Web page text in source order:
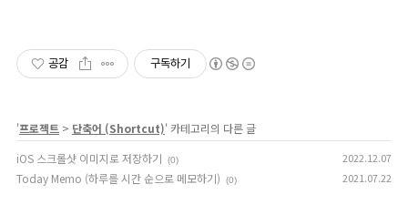
공감 구독하기
'프로젝트 > 단축어 (Shortcut)' 카테고리의 다른 글
iOS 스크롤샷 이미지로 저장하기
(0) 2022.12.07
Today Memo (하루를 시간 순으로 메모하기) (0) 2021.07.22